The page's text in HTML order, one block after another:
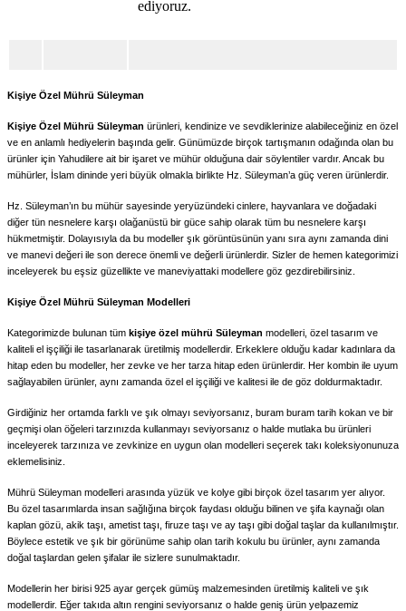
ediyoruz.
Kişiye Özel Mührü Süleyman
Kişiye Özel Mührü Süleyman ürünleri, kendinize ve sevdiklerinize alabileceğiniz en özel
ve en anlamlı hediyelerin başında gelir. Günümüzde birçok tartışmanın odağında olan bu
ürünler için Yahudilere ait bir işaret ve mühür olduğuna dair söylentiler vardır. Ancak bu
mühürler, İslam dininde yeri büyük olmakla birlikte Hz. Süleyman’a güç veren ürünlerdir.
Hz. Süleyman’ın bu mühür sayesinde yeryüzündeki cinlere, hayvanlara ve doğadaki
diğer tün nesnelere karşı olağanüstü bir güce sahip olarak tüm bu nesnelere karşı
hükmetmiştir. Dolayısıyla da bu modeller şık görüntüsünün yanı sıra aynı zamanda dini
ve manevi değeri ile son derece önemli ve değerli ürünlerdir. Sizler de hemen kategorimizi
inceleyerek bu eşsiz güzellikte ve maneviyattaki modellere göz gezdirebilirsiniz.
Kişiye Özel Mührü Süleyman Modelleri
Kategorimizde bulunan tüm kişiye özel mührü Süleyman modelleri, özel tasarım ve
kaliteli el işçiliği ile tasarlanarak üretilmiş modellerdir. Erkeklere olduğu kadar kadınlara da
hitap eden bu modeller, her zevke ve her tarza hitap eden ürünlerdir. Her kombin ile uyum
sağlayabilen ürünler, aynı zamanda özel el işçiliği ve kalitesi ile de göz doldurmaktadır.
Girdiğiniz her ortamda farklı ve şık olmayı seviyorsanız, buram buram tarih kokan ve bir
geçmişi olan öğeleri tarzınızda kullanmayı seviyorsanız o halde mutlaka bu ürünleri
inceleyerek tarzınıza ve zevkinize en uygun olan modelleri seçerek takı koleksiyonunuza
eklemelisiniz.
Mührü Süleyman modelleri arasında yüzük ve kolye gibi birçok özel tasarım yer alıyor.
Bu özel tasarımlarda insan sağlığına birçok faydası olduğu bilinen ve şifa kaynağı olan
kaplan gözü, akik taşı, ametist taşı, firuze taşı ve ay taşı gibi doğal taşlar da kullanılmıştır.
Böylece estetik ve şık bir görünüme sahip olan tarih kokulu bu ürünler, aynı zamanda
doğal taşlardan gelen şifalar ile sizlere sunulmaktadır.
Modellerin her birisi 925 ayar gerçek gümüş malzemesinden üretilmiş kaliteli ve şık
modellerdir. Eğer takıda altın rengini seviyorsanız o halde geniş ürün yelpazemiz